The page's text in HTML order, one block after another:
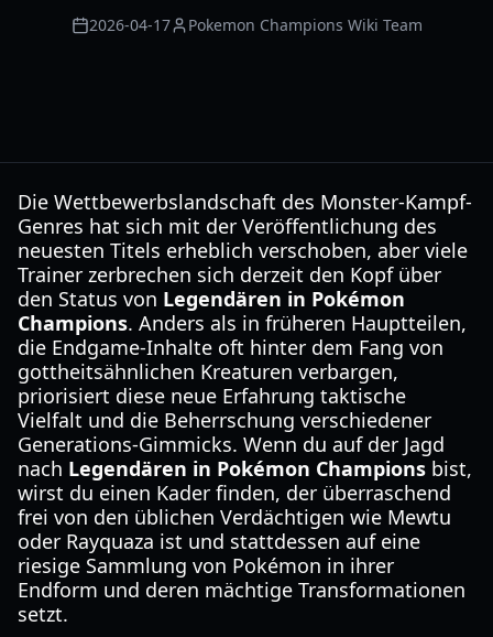
2026-04-17 Pokemon Champions Wiki Team
Die Wettbewerbslandschaft des Monster-Kampf-
Genres hat sich mit der Veröffentlichung des
neuesten Titels erheblich verschoben, aber viele
Trainer zerbrechen sich derzeit den Kopf über
den Status von Legendären in Pokémon
Champions. Anders als in früheren Hauptteilen,
die Endgame-Inhalte oft hinter dem Fang von
gottheitsähnlichen Kreaturen verbargen,
priorisiert diese neue Erfahrung taktische
Vielfalt und die Beherrschung verschiedener
Generations-Gimmicks. Wenn du auf der Jagd
nach Legendären in Pokémon Champions bist,
wirst du einen Kader finden, der überraschend
frei von den üblichen Verdächtigen wie Mewtu
oder Rayquaza ist und stattdessen auf eine
riesige Sammlung von Pokémon in ihrer
Endform und deren mächtige Transformationen
setzt.